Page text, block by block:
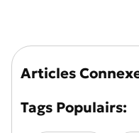
Articles
Tags Populairs: